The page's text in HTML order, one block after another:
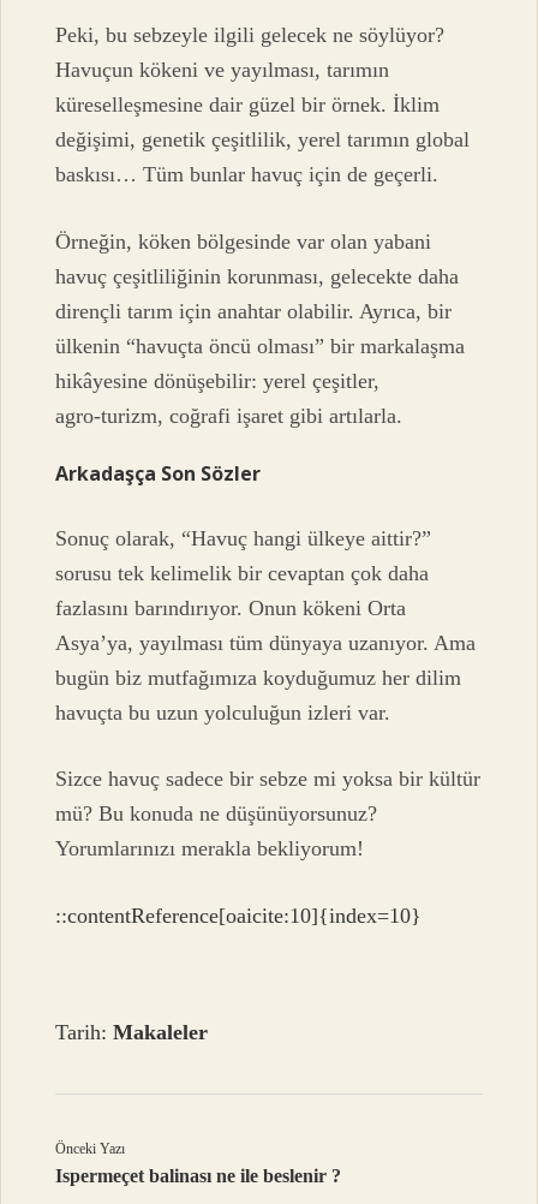
Peki, bu sebzeyle ilgili gelecek ne söylüyor?
Havuçun kökeni ve yayılması, tarımın
küreselleşmesine dair güzel bir örnek. İklim
değişimi, genetik çeşitlilik, yerel tarımın global
baskısı… Tüm bunlar havuç için de geçerli.
Örneğin, köken bölgesinde var olan yabani
havuç çeşitliliğinin korunması, gelecekte daha
dirençli tarım için anahtar olabilir. Ayrıca, bir
ülkenin “havuçta öncü olması” bir markalaşma
hikâyesine dönüşebilir: yerel çeşitler,
agro‑turizm, coğrafi işaret gibi artılarla.
Arkadaşça Son Sözler
Sonuç olarak, “Havuç hangi ülkeye aittir?”
sorusu tek kelimelik bir cevaptan çok daha
fazlasını barındırıyor. Onun kökeni Orta
Asya’ya, yayılması tüm dünyaya uzanıyor. Ama
bugün biz mutfağımıza koyduğumuz her dilim
havuçta bu uzun yolculuğun izleri var.
Sizce havuç sadece bir sebze mi yoksa bir kültür
mü? Bu konuda ne düşünüyorsunuz?
Yorumlarınızı merakla bekliyorum!
::contentReference[oaicite:10]{index=10}
Tarih:Makaleler
Önceki Yazı
Ispermeçet balinası ne ile beslenir ?